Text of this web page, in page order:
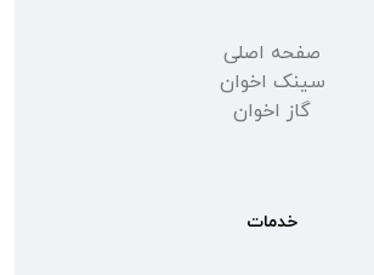
صفحه اصلی
سینک اخوان
گاز اخوان
خدمات